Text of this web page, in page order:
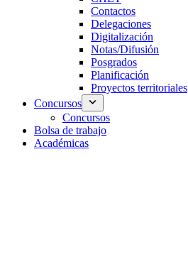
Contactos
Delegaciones
Digitalización
Notas/Difusión
Posgrados
Planificación
Proyectos territoriales
Concursos
Concursos
Bolsa de trabajo
Académicas